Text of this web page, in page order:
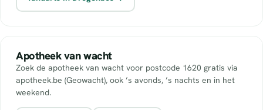
Apotheek van wacht
Zoek de apotheek van wacht voor postcode 1620 gratis via
apotheek.be (Geowacht), ook ’s avonds, ’s nachts en in het
weekend.